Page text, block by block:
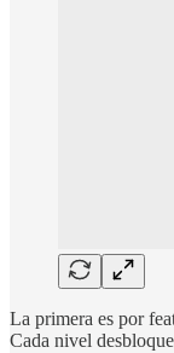
La primera es por
Cada nivel